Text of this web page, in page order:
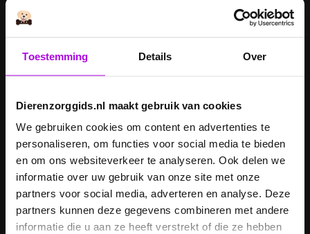
Toestemming Details Over
Dierenzorggids.nl maakt gebruik van cookies
We gebruiken cookies om content en advertenties te
personaliseren, om functies voor social media te bieden
en om ons websiteverkeer te analyseren. Ook delen we
informatie over uw gebruik van onze site met onze
partners voor social media, adverteren en analyse. Deze
partners kunnen deze gegevens combineren met andere
informatie die u aan ze heeft verstrekt of die ze hebben
Is een kerstboom
Je cavia verzorgen
Je hond heeft
Je hond wordt
kan je
verwachten?
Je kat naar een
pension brengen
Je kat wordt
geopereerd – wat
kan je
verwachten?
Je kater laten
castreren